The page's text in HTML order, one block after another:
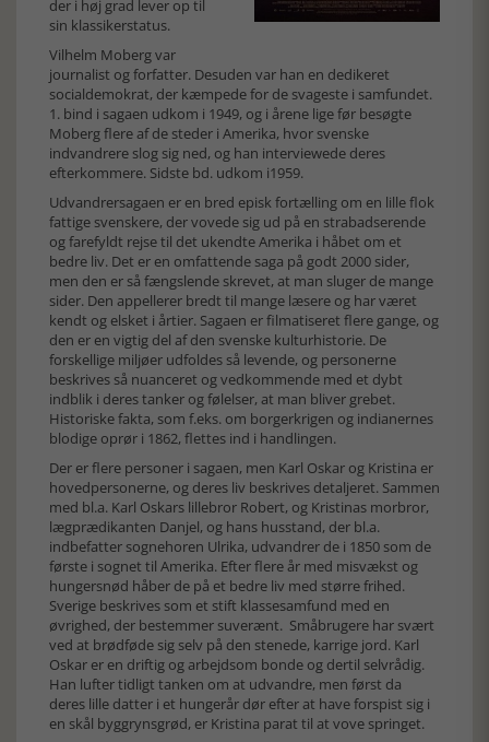
der i høj grad lever op til
sin klassikerstatus.
Vilhelm Moberg var
journalist og forfatter. Desuden var han en dedikeret
socialdemokrat, der kæmpede for de svageste i samfundet.
1. bind i sagaen udkom i 1949, og i årene lige før besøgte
Moberg flere af de steder i Amerika, hvor svenske
indvandrere slog sig ned, og han interviewede deres
efterkommere. Sidste bd. udkom i1959.
Udvandrersagaen er en bred episk fortælling om en lille flok
fattige svenskere, der vovede sig ud på en strabadserende
og farefyldt rejse til det ukendte Amerika i håbet om et
bedre liv. Det er en omfattende saga på godt 2000 sider,
men den er så fængslende skrevet, at man sluger de mange
sider. Den appellerer bredt til mange læsere og har været
kendt og elsket i årtier. Sagaen er filmatiseret flere gange, og
den er en vigtig del af den svenske kulturhistorie. De
forskellige miljøer udfoldes så levende, og personerne
beskrives så nuanceret og vedkommende med et dybt
indblik i deres tanker og følelser, at man bliver grebet.
Historiske fakta, som f.eks. om borgerkrigen og indianernes
blodige oprør i 1862, flettes ind i handlingen.
Der er flere personer i sagaen, men Karl Oskar og Kristina er
hovedpersonerne, og deres liv beskrives detaljeret. Sammen
med bl.a. Karl Oskars lillebror Robert, og Kristinas morbror,
lægprædikanten Danjel, og hans husstand, der bl.a.
indbefatter sognehoren Ulrika, udvandrer de i 1850 som de
første i sognet til Amerika. Efter flere år med misvækst og
hungersnød håber de på et bedre liv med større frihed.
Sverige beskrives som et stift klassesamfund med en
øvrighed, der bestemmer suverænt. Småbrugere har svært
ved at brødføde sig selv på den stenede, karrige jord. Karl
Oskar er en driftig og arbejdsom bonde og dertil selvrådig.
Han lufter tidligt tanken om at udvandre, men først da
deres lille datter i et hungerår dør efter at have forspist sig i
en skål byggrynsgrød, er Kristina parat til at vove springet.